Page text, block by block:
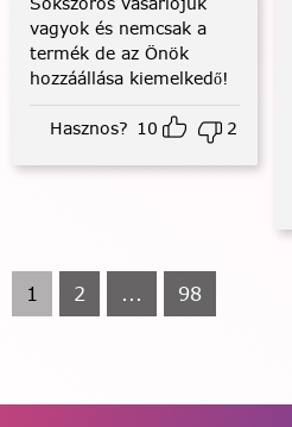
vagyok és nemcsak a
termék de az Önök
hozzáállása kiemelkedő!
Hasznos? 10 2
1 2 ... 98